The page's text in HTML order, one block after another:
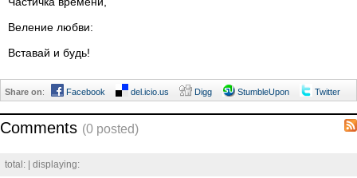
Веление любви:
Вставай и будь!
Share on: Facebook del.icio.us Digg StumbleUpon Twitter
Comments (0 posted)
total: | displaying: